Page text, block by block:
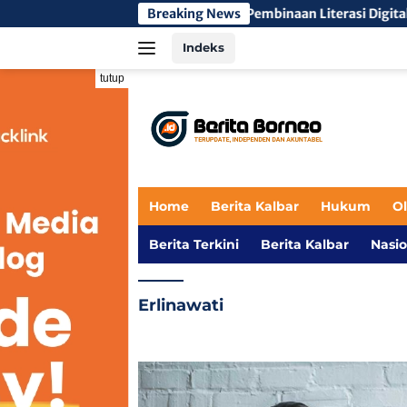
ke
Breaking News
Pembinaan Literasi Digital Mahasiswa
Indeks
tutup
Home Berita Kalbar Hukum
Berita Terkini Berita Kalbar
Erlinawati